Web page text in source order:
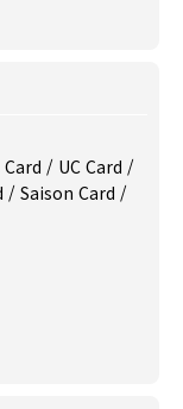
/ UC Card /
/ Saison Card /